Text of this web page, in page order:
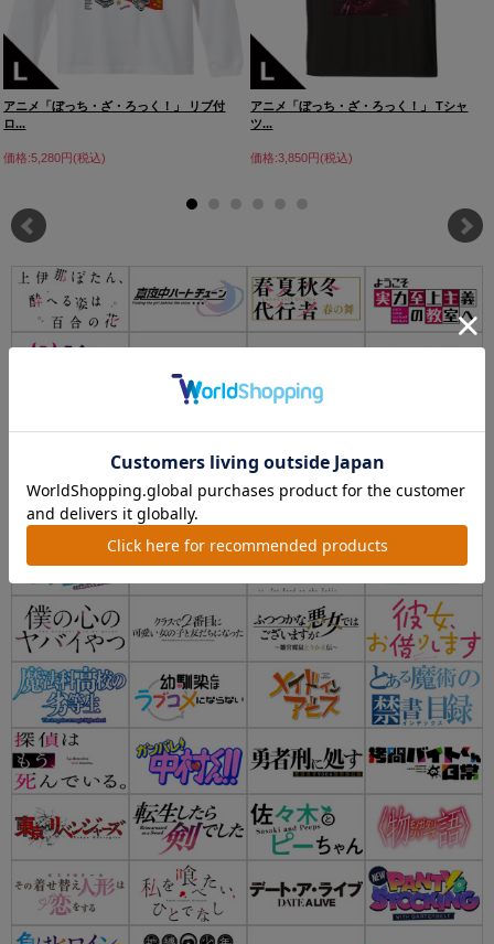
アニメ「ぼっち・ざ・ろっく！」 リブ付
ロ...
価格:5,280円(税込)
アニメ「ぼっち・ざ・ろっく！」 Tシャ
ツ...
価格:3,850円(税込)